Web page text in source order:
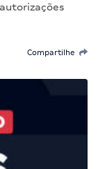
Compartilhe